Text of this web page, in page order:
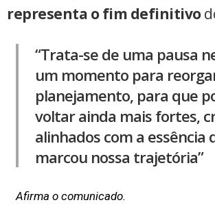
representa o fim definitivo
“Trata-se de uma pausa
um momento para
planejamento, para que
voltar ainda mais fortes,
alinhados com a essência
marcou nossa trajetória”
Afirma o comunicado.